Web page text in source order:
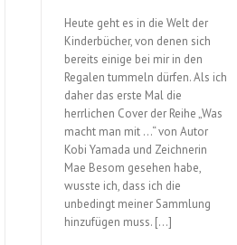
Heute geht es in die Welt der
Kinderbücher, von denen sich
bereits einige bei mir in den
Regalen tummeln dürfen. Als ich
daher das erste Mal die
herrlichen Cover der Reihe „Was
macht man mit …“ von Autor
Kobi Yamada und Zeichnerin
Mae Besom gesehen habe,
wusste ich, dass ich die
unbedingt meiner Sammlung
hinzufügen muss. […]